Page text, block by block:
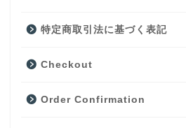
特定商取引法に基づく表記
Checkout
Order Confirmation